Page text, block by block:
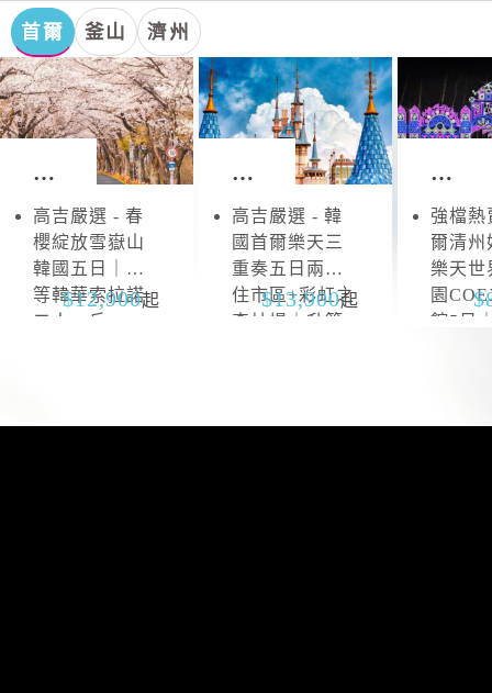
首爾 釜山 濟州
首
雪
嶽
山
高吉嚴選 - 春
櫻綻放雪嶽山
韓國五日｜升
等韓華索拉諾
二人一戶
12,900起
首
抱
川
高吉嚴選 - 韓
國首爾樂天三
重奏五日兩晚
住市區+彩虹之
森片場｜升等
13,900起
首
強檔熱
爾清州
樂天世
園
館5日